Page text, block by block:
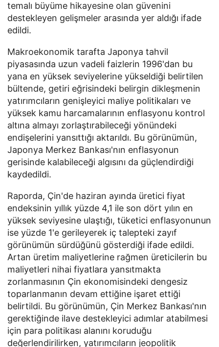
temalı büyüme hikayesine olan güvenini
destekleyen gelişmeler arasında yer aldığı ifade
edildi.
Makroekonomik tarafta Japonya tahvil
piyasasında uzun vadeli faizlerin 1996'dan bu
yana en yüksek seviyelerine yükseldiği belirtilen
bültende, getiri eğrisindeki belirgin dikleşmenin
yatırımcıların genişleyici maliye politikaları ve
yüksek kamu harcamalarının enflasyonu kontrol
altına almayı zorlaştırabileceği yönündeki
endişelerini yansıttığı aktarıldı. Bu görünümün,
Japonya Merkez Bankası'nın enflasyonun
gerisinde kalabileceği algısını da güçlendirdiği
kaydedildi.
Raporda, Çin'de haziran ayında üretici fiyat
endeksinin yıllık yüzde 4,1 ile son dört yılın en
yüksek seviyesine ulaştığı, tüketici enflasyonunun
ise yüzde 1'e gerileyerek iç talepteki zayıf
görünümün sürdüğünü gösterdiği ifade edildi.
Artan üretim maliyetlerine rağmen üreticilerin bu
maliyetleri nihai fiyatlara yansıtmakta
zorlanmasının Çin ekonomisindeki dengesiz
toparlanmanın devam ettiğine işaret ettiği
belirtildi. Bu görünümün, Çin Merkez Bankası'nın
gerektiğinde ilave destekleyici adımlar atabilmesi
için para politikası alanını koruduğu
değerlendirilirken, yatırımcıların jeopolitik